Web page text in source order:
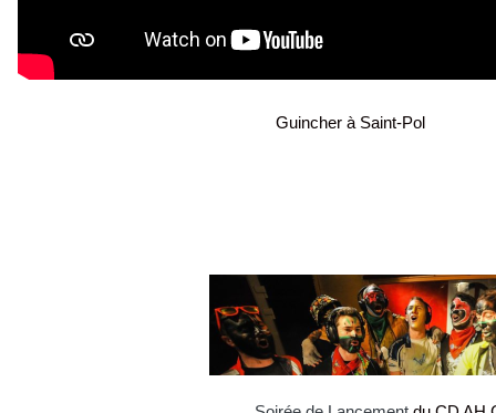
Guincher à Saint-Pol